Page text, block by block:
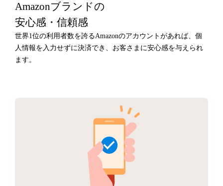
Amazonブランドの
安心感・信頼感
世界1位の利用者数を誇るAmazonのアカウントがあれば、個
人情報を入力せずに決済でき、お客さまに安心感を与えられ
ます。